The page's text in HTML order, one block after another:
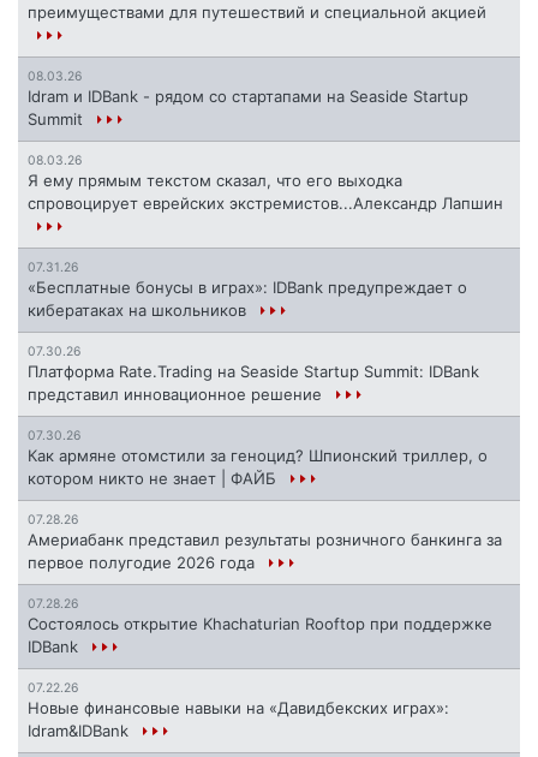
преимуществами для путешествий и специальной акцией
08.03.26
Idram и IDBank - рядом со стартапами на Seaside Startup
Summit
08.03.26
Я ему прямым текстом сказал, что его выходка
спровоцирует еврейских экстремистов...Александр Лапшин
07.31.26
«Бесплатные бонусы в играх»: IDBank предупреждает о
кибератаках на школьников
07.30.26
Платформа Rate.Trading на Seaside Startup Summit: IDBank
представил инновационное решение
07.30.26
Как армяне отомстили за геноцид? Шпионский триллер, о
котором никто не знает | ФАЙБ
07.28.26
Америабанк представил результаты розничного банкинга за
первое полугодие 2026 года
07.28.26
Состоялось открытие Khachaturian Rooftop при поддержке
IDBank
07.22.26
Новые финансовые навыки на «Давидбекских играх»:
Idram&IDBank